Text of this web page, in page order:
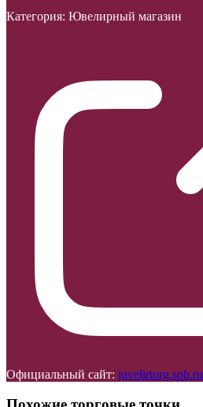
Категория: Ювелирный магазин
Официальный сайт: juvelirtorg.spb.ru